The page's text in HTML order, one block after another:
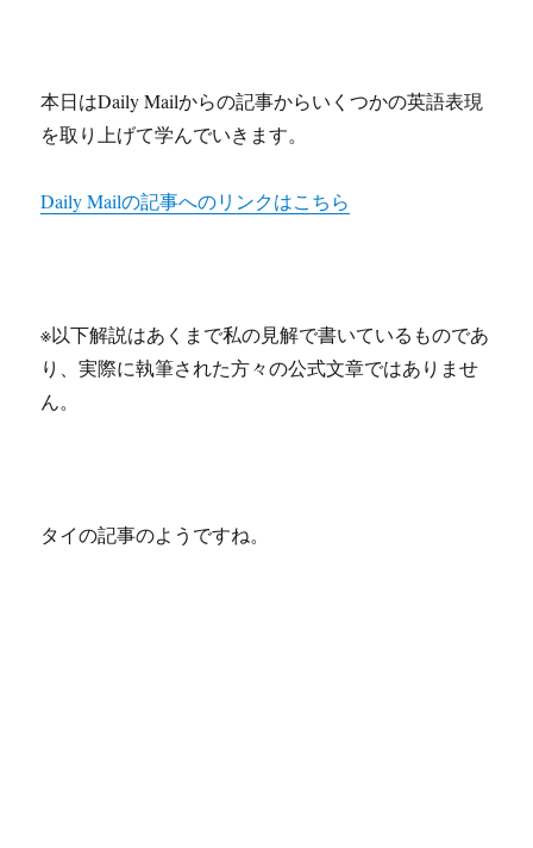
本日はDaily Mailからの記事からいくつかの英語表現
を取り上げて学んでいきます。
Daily Mailの記事へのリンクはこちら
※以下解説はあくまで私の見解で書いているものであ
り、実際に執筆された方々の公式文章ではありませ
ん。
タイの記事のようですね。